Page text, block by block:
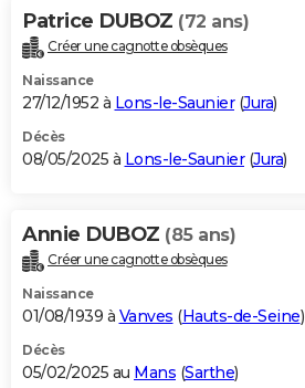
Patrice DUBOZ (72 ans)
Créer une cagnotte obsèques
Naissance
27/12/1952 à Lons-le-Saunier(Jura)
Décès
08/05/2025 à Lons-le-Saunier(Jura)
Annie DUBOZ (85 ans)
Créer une cagnotte obsèques
Naissance
01/08/1939 à Vanves (Hauts-de-Seine)
Décès
05/02/2025 au Mans (Sarthe)